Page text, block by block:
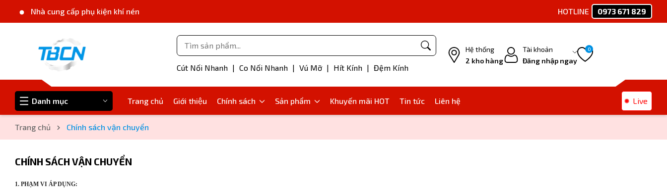
Nhà cung cấp phụ kiện khí nén HOTLINE 0973 671 829
Cút Nối Nhanh | Co Nối Nhanh | Vú Mỡ | Hít Kính | Đệm Kính
Hệ thống
2 kho hàng
Tài khoản
Đăng nhập ngay
0
Danh mục Trang chủ Giới thiệu Chính sách Sản phẩm Khuyến mãi HOT Tin tức Liên hệ Live
Trang chủ Chính sách vận chuyển
CHÍNH SÁCH VẬN CHUYỂN
1. PHẠM VI ÁP DỤNG: